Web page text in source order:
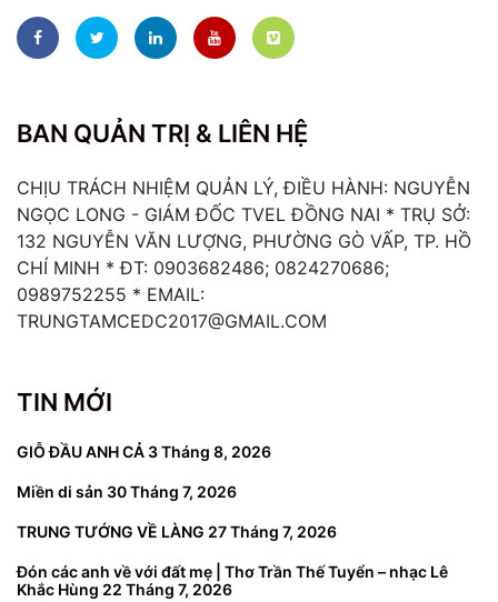
BAN QUẢN TRỊ & LIÊN HỆ
CHỊU TRÁCH NHIỆM QUẢN LÝ, ĐIỀU HÀNH: NGUYỄN
NGỌC LONG - GIÁM ĐỐC TVEL ĐỒNG NAI * TRỤ SỞ:
132 NGUYỄN VĂN LƯỢNG, PHƯỜNG GÒ VẤP, TP. HỒ
CHÍ MINH * ĐT: 0903682486; 0824270686;
0989752255 * EMAIL:
TRUNGTAMCEDC2017@GMAIL.COM
TIN MỚI
GIỖ ĐẦU ANH CẢ 3 Tháng 8, 2026
Miền di sản 30 Tháng 7, 2026
TRUNG TƯỚNG VỀ LÀNG 27 Tháng 7, 2026
Đón các anh về với đất mẹ | Thơ Trần Thế Tuyển – nhạc Lê
Khắc Hùng 22 Tháng 7, 2026